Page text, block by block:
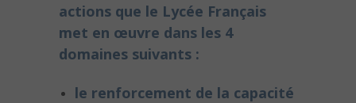
actions que le Lycée Français
met en œuvre dans les 4
domaines suivants :
le renforcement de la capacité